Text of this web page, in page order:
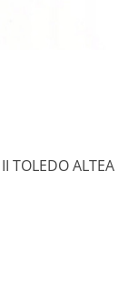
TOLEDO ALTEA